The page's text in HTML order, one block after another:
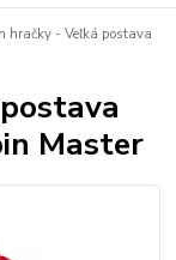
hračky - Veľká postava
Master